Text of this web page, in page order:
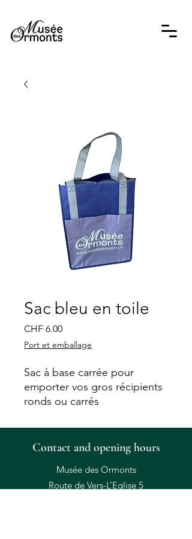
Sac bleu en toile
CHF 6.00Price
Port et emballage
Sac à base carrée pour
emporter vos gros récipients
ronds ou carrés
Contact and opening hours
Musée des Ormonts
Route de Vers-L’Eglise 5